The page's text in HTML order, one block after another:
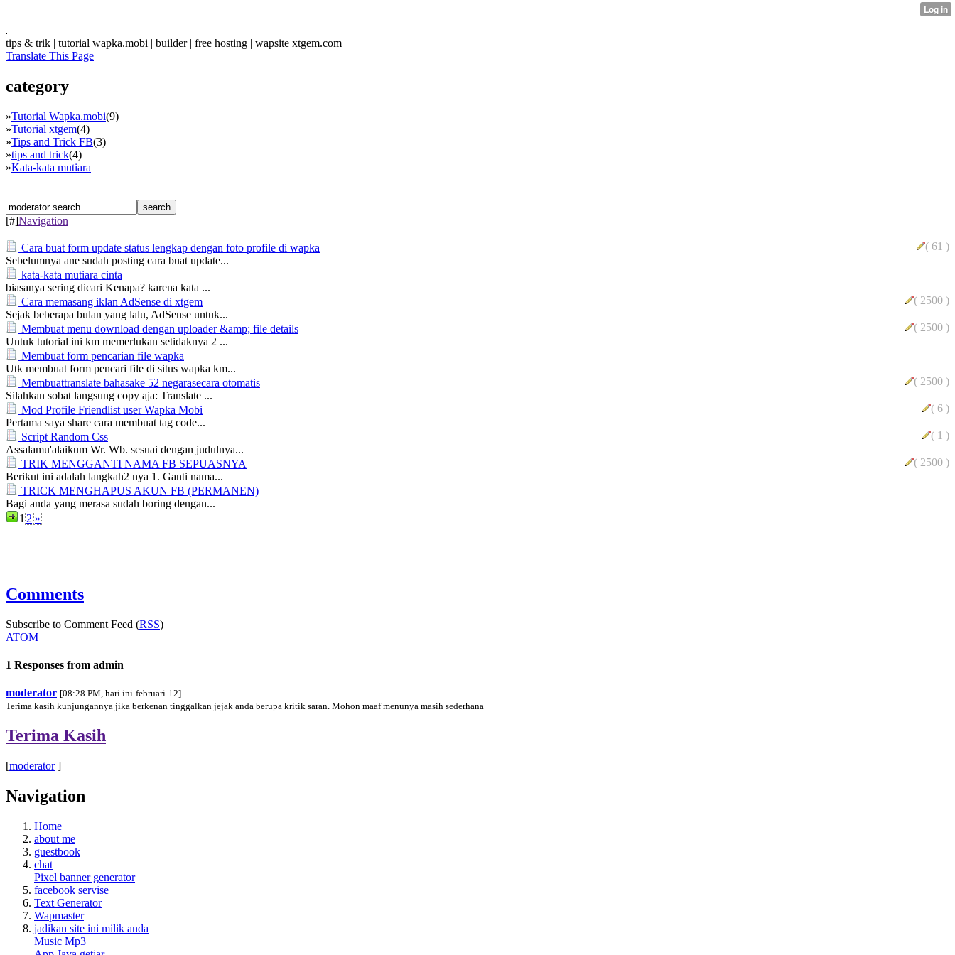
tips & trik | tutorial wapka.mobi | builder | free hosting | wapsite xtgem.com
Translate This Page
category
»Tutorial Wapka.mobi(9)
»Tutorial xtgem(4)
»Tips and Trick FB(3)
»tips and trick(4)
»Kata-kata mutiara
[#]Navigation
Cara buat form update status lengkap dengan foto profile di wapka
( 61 )
Sebelumnya ane sudah posting cara buat update...
kata-kata mutiara cinta
biasanya sering dicari Kenapa? karena kata ...
Cara memasang iklan AdSense di xtgem
( 2500 )
Sejak beberapa bulan yang lalu, AdSense untuk...
Membuat menu download dengan uploader &amp; file details
( 2500 )
Untuk tutorial ini km memerlukan setidaknya 2 ...
Membuat form pencarian file wapka
Utk membuat form pencari file di situs wapka km...
Membuattranslate bahasake 52 negarasecara otomatis
( 2500 )
Silahkan sobat langsung copy aja: Translate ...
Mod Profile Friendlist user Wapka Mobi
( 6 )
Pertama saya share cara membuat tag code...
Script Random Css
( 1 )
Assalamu'alaikum Wr. Wb. sesuai dengan judulnya...
TRIK MENGGANTI NAMA FB SEPUASNYA
( 2500 )
Berikut ini adalah langkah2 nya 1. Ganti nama...
TRICK MENGHAPUS AKUN FB (PERMANEN)
Bagi anda yang merasa sudah boring dengan...
1 2 »
Comments
Subscribe to Comment Feed (RSS)
ATOM
1 Responses from admin
moderator [08:28 PM, hari ini-februari-12]
Terima kasih kunjungannya jika berkenan tinggalkan jejak anda berupa kritik saran. Mohon maaf menunya masih sederhana
Terima Kasih
[moderator]
Navigation
Home
about me
guestbook
chat
Pixel banner generator
facebook servise
Text Generator
Wapmaster
jadikan site ini milik anda
Music Mp3